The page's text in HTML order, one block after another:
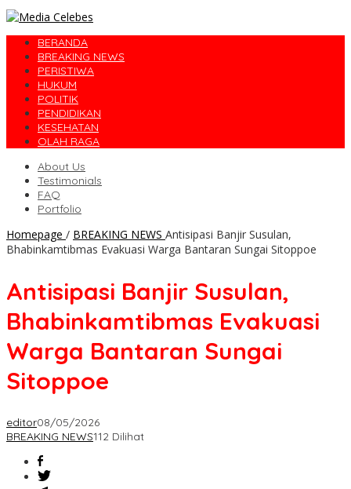
BERANDA
BREAKING NEWS
PERISTIWA
HUKUM
POLITIK
PENDIDIKAN
KESEHATAN
OLAH RAGA
About Us
Testimonials
FAQ
Portfolio
Homepage / BREAKING NEWS Antisipasi Banjir Susulan,
Bhabinkamtibmas Evakuasi Warga Bantaran Sungai Sitoppoe
Antisipasi Banjir Susulan,
Bhabinkamtibmas Evakuasi
Warga Bantaran Sungai
Sitoppoe
editor08/05/2026
BREAKING NEWS112 Dilihat